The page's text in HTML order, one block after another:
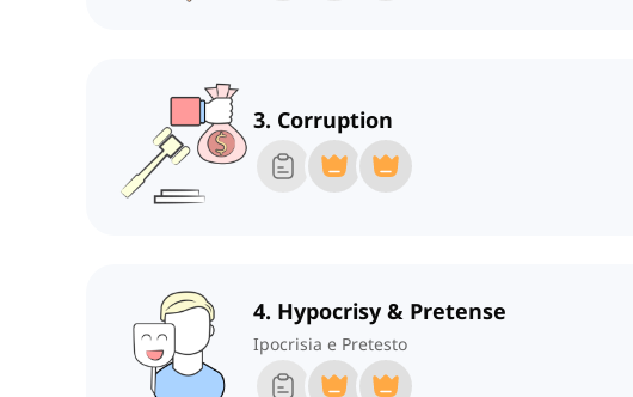
3. Corruption
4. Hypocrisy & Pretense
Ipocrisia e Pretesto